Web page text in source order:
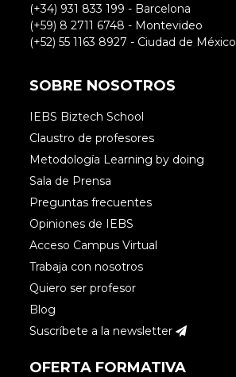
(+34) 931 833 199 - Barcelona
(+59) 8 2711 6748 - Montevideo
(+52) 55 1163 8927 - Ciudad de México
SOBRE NOSOTROS
IEBS Biztech School
Claustro de profesores
Metodología Learning by doing
Sala de Prensa
Preguntas frecuentes
Opiniones de IEBS
Acceso Campus Virtual
Trabaja con nosotros
Quiero ser profesor
Blog
Suscríbete a la newsletter
OFERTA FORMATIVA